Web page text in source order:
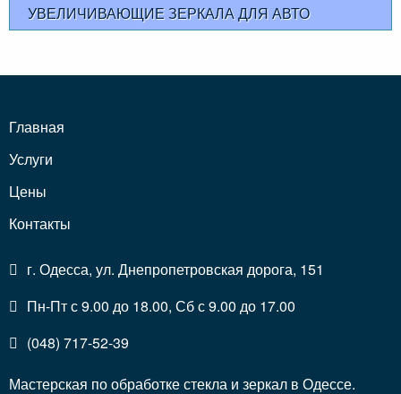
УВЕЛИЧИВАЮЩИЕ ЗЕРКАЛА ДЛЯ АВТО
Главная
Услуги
Цены
Контакты
г. Одесса, ул. Днепропетровская дорога, 151
Пн-Пт с 9.00 до 18.00, Сб с 9.00 до 17.00
(048) 717-52-39
Мастерская по обработке стекла и зеркал в Одессе.